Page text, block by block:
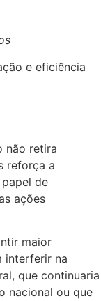
e eficiência
não retira
reforça a
de
ações
maior
interferir na
que continuaria
nacional ou que